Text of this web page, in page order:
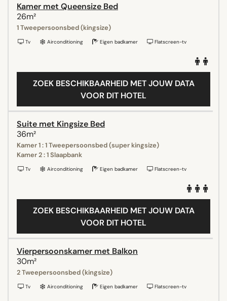
Kamer met Queensize Bed
26m²
1 Tweepersoonsbed (kingsize)
Tv Airconditioning Eigen badkamer Flatscreen-tv
ZOEK BESCHIKBAARHEID MET JOUW DATA
VOOR DIT HOTEL
Suite met Kingsize Bed
36m²
Kamer 1 : 1 Tweepersoonsbed (super kingsize)
Kamer 2 : 1 Slaapbank
Tv Airconditioning Eigen badkamer Flatscreen-tv
ZOEK BESCHIKBAARHEID MET JOUW DATA
VOOR DIT HOTEL
Vierpersoonskamer met Balkon
30m²
2 Tweepersoonsbed (kingsize)
Tv Airconditioning Eigen badkamer Flatscreen-tv